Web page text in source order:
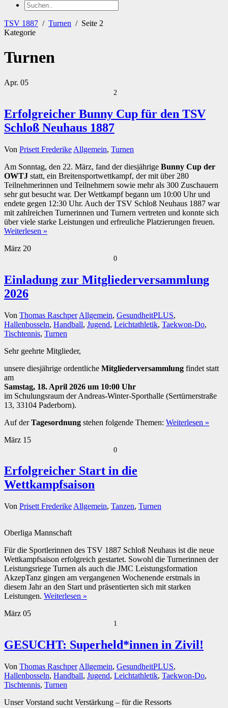
TSV 1887 / Turnen / Seite 2
Kategorie
Turnen
Apr. 05
2
Erfolgreicher Bunny Cup für den TSV
Schloß Neuhaus 1887
Von Prisett Frederike Allgemein, Turnen
Am Sonntag, den 22. März, fand der diesjährige Bunny Cup der
OWTJ statt, ein Breitensportwettkampf, der mit über 280
Teilnehmerinnen und Teilnehmern sowie mehr als 300 Zuschauern
sehr gut besucht war. Der Wettkampf begann um 10:00 Uhr und
endete gegen 12:30 Uhr. Auch der TSV Schloß Neuhaus 1887 war
mit zahlreichen Turnerinnen und Turnern vertreten und konnte sich
über viele starke Leistungen und erfreuliche Platzierungen freuen.
Weiterlesen »
März 20
0
Einladung zur Mitgliederversammlung
2026
Von Thomas Raschper Allgemein, GesundheitPLUS,
Hallenbosseln, Handball, Jugend, Leichtathletik, Taekwon-Do,
Tischtennis, Turnen
Sehr geehrte Mitglieder,
unsere diesjährige ordentliche Mitgliederversammlung findet statt
am
Samstag, 18. April 2026 um 10:00 Uhr
im Schulungsraum der Andreas-Winter-Sporthalle (Sertürnerstraße
13, 33104 Paderborn).
Auf derTagesordnung stehen folgende Themen: Weiterlesen »
März 15
0
Erfolgreicher Start in die
Wettkampfsaison
Von Prisett Frederike Allgemein, Tanzen, Turnen
Oberliga Mannschaft
Für die Sportlerinnen des TSV 1887 Schloß Neuhaus ist die neue
Wettkampfsaison erfolgreich gestartet. Sowohl die Turnerinnen der
Leistungsriege Turnen als auch die JMC Leistungsformation
AkzepTanz gingen am vergangenen Wochenende erstmals in
diesem Jahr an den Start und präsentierten sich mit starken
Leistungen. Weiterlesen »
März 05
1
GESUCHT: Superheld*innen in Zivil!
Von Thomas Raschper Allgemein, GesundheitPLUS,
Hallenbosseln, Handball, Jugend, Leichtathletik, Taekwon-Do,
Tischtennis, Turnen
Unser Vorstand sucht Verstärkung – für die Ressorts